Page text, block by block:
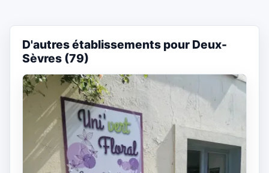
D'autres établissements pour Deux-
Sèvres (79)